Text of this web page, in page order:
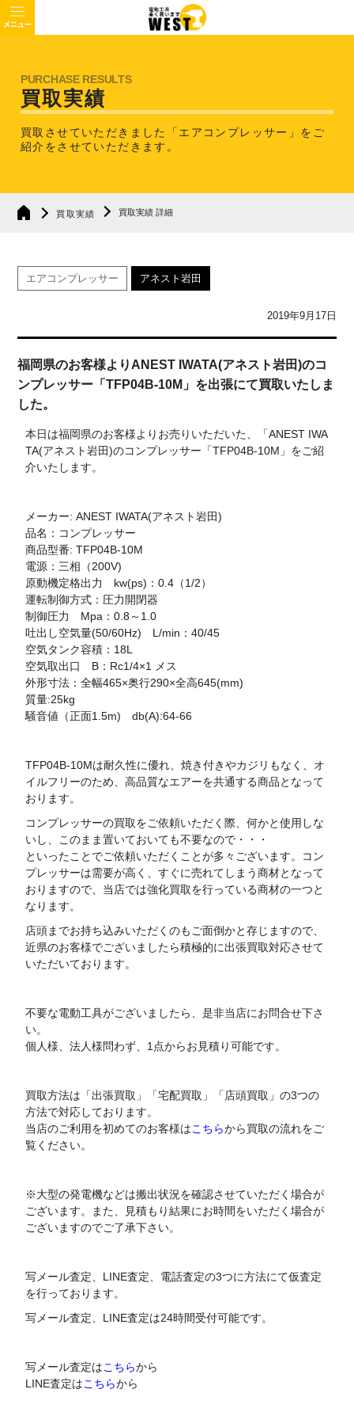
買取実績
買取させていただきました「エアコンプレッサー」を ご
紹介をさせていただきます。
買取実績 買取実績 詳細
エアコンプレッサー アネスト岩田
2019年9月17日
福岡県のお客様よりANEST IWATA(アネスト岩田)のコ
ンプレッサー「TFP04B-10M」を出張にて買取いたしま
した。
本日は福岡県のお客様よりお売りいただいた、「ANEST IWA
TA(アネスト岩田)のコンプレッサー「TFP04B-10M」をご紹
介いたします。
メーカー: ANEST IWATA(アネスト岩田)
品名：コンプレッサー
商品型番: TFP04B-10M
電源：三相（200V)
原動機定格出力 kw(ps)：0.4（1/2）
運転制御方式：圧力開閉器
制御圧力 Mpa：0.8～1.0
吐出し空気量(50/60Hz) L/min：40/45
空気タンク容積：18L
空気取出口 B：Rc1/4×1 メス
外形寸法：全幅465×奥行290×全高645(mm)
質量:25kg
騒音値（正面1.5m) db(A):64-66
TFP04B-10Mは耐久性に優れ、焼き付きやカジリもなく、オ
イルフリーのため、高品質なエアーを共通する商品となって
おります。
コンプレッサーの買取をご依頼いただく際、何かと使用しな
いし、このまま置いておいても不要なので・・・
といったことでご依頼いただくことが多々ございます。コン
プレッサーは需要が高く、すぐに売れてしまう商材となって
おりますので、当店では強化買取を行っている商材の一つと
なります。
店頭までお持ち込みいただくのもご面倒かと存じますので、
近県のお客様でございましたら積極的に出張買取対応させて
いただいております。
不要な電動工具がございましたら、是非当店にお問合せ下さ
い。
個人様、法人様問わず、1点からお見積り可能です。
買取方法は「出張買取」「宅配買取」「店頭買取」の3つの
方法で対応しております。
当店のご利用を初めてのお客様はこちらから買取の流れをご
覧ください。
※大型の発電機などは搬出状況を確認させていただく場合が
ございます。また、見積もり結果にお時間をいただく場合が
ございますのでご了承下さい。
写メール査定、LINE査定、電話査定の3つに方法にて仮査定
を行っております。
写メール査定、LINE査定は24時間受付可能です。
写メール査定はこちらから
LINE査定はこちらから